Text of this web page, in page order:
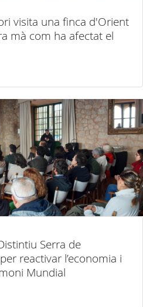
visita una finca d'Orient
mà com ha afectat el
Serra de
reactivar l’economia i
Mundial